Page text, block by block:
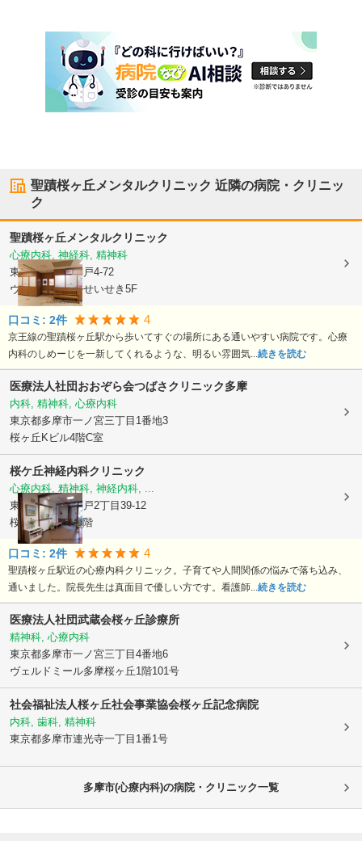
聖蹟桜ヶ丘メンタルクリニック 近隣の病院・クリニッ
ク
聖蹟桜ヶ丘メンタルクリニック
心療内科, 神経科, 精神科
東京都多摩市関戸4-72
ヴィータモールせいせき5F
口コミ: 2件 4
京王線の聖蹟桜ヶ丘駅から歩いてすぐの場所にある通いやすい病院です。心療
内科のしめーじを一新してくれるような、明るい雰囲気... 続きを読む
医療法人社団おおぞら会つばさクリニック多摩
内科, 精神科, 心療内科
東京都多摩市一ノ宮三丁目1番地3
桜ヶ丘Kビル4階C室
桜ケ丘神経内科クリニック
心療内科, 精神科, 神経内科, ...
東京都多摩市関戸2丁目39-12
桜ケ丘NKビル7階
口コミ: 2件 4
聖蹟桜ヶ丘駅近の心療内科クリニック。子育てや人間関係の悩みで落ち込み、
通いました。院長先生は真面目で優しい方です。看護師... 続きを読む
医療法人社団武蔵会桜ヶ丘診療所
精神科, 心療内科
東京都多摩市一ノ宮三丁目4番地6
ヴェルドミール多摩桜ヶ丘1階101号
社会福祉法人桜ヶ丘社会事業協会桜ヶ丘記念病院
内科, 歯科, 精神科
東京都多摩市連光寺一丁目1番1号
多摩市(心療内科)の病院・クリニック一覧